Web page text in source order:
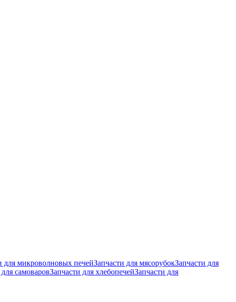
для микроволновых печейЗапчасти для мясорубокЗапчасти для
самоваровЗапчасти для хлебопечейЗапчасти для